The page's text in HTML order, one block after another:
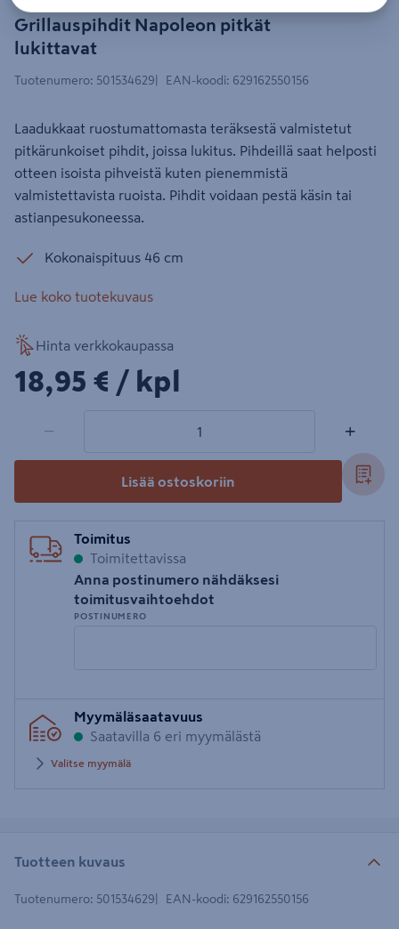
Grillauspihdit Napoleon pitkät
lukittavat
Tuotenumero: 501534629 EAN-koodi: 629162550156
Laadukkaat ruostumattomasta teräksestä valmistetut
pitkärunkoiset pihdit, joissa lukitus. Pihdeillä saat helposti
otteen isoista pihveistä kuten pienemmistä
valmistettavista ruoista. Pihdit voidaan pestä käsin tai
astianpesukoneessa.
Kokonaispituus 46 cm
Lue koko tuotekuvaus
Hinta verkkokaupassa
18,95€/kpl
18,95 € / kpl
− +
Lisää ostoskoriin
Toimitus
Toimitettavissa
Anna postinumero nähdäksesi
toimitusvaihtoehdot
POSTINUMERO
postinumero
Myymäläsaatavuus
Saatavilla 6 eri myymälästä
Valitse myymälä
Tuotteen kuvaus
Tuotenumero: 501534629 EAN-koodi: 629162550156